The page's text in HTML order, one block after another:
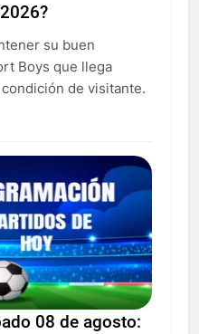
su buen
Boys que llega
de visitante.
08 de agosto: